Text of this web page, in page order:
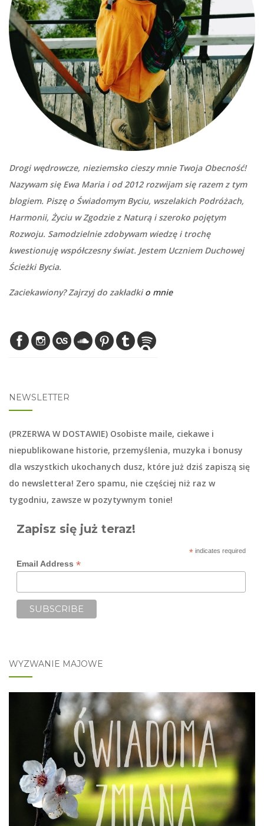
Drogi wędrowcze, nieziemsko cieszy mnie Twoja Obecność!
Nazywam się Ewa Maria i od 2012 rozwijam się razem z tym
blogiem. Piszę o Świadomym Byciu, wszelakich Podróżach,
Harmonii, Życiu w Zgodzie z Naturą i szeroko pojętym
Rozwoju. Samodzielnie zdobywam wiedzę i trochę
kwestionuję współczesny świat. Jestem Uczniem Duchowej
Ścieżki Bycia.
Zaciekawiony? Zajrzyj do zakładkio mnie
NEWSLETTER
(PRZERWA W DOSTAWIE) Osobiste maile, ciekawe i
niepublikowane historie, przemyślenia, muzyka i bonusy
dla wszystkich ukochanych dusz, które już dziś zapiszą się
do newslettera! Zero spamu, nie częściej niż raz w
tygodniu, zawsze w pozytywnym tonie!
Zapisz się już teraz!
*indicates required
Email Address *
WYZWANIE MAJOWE